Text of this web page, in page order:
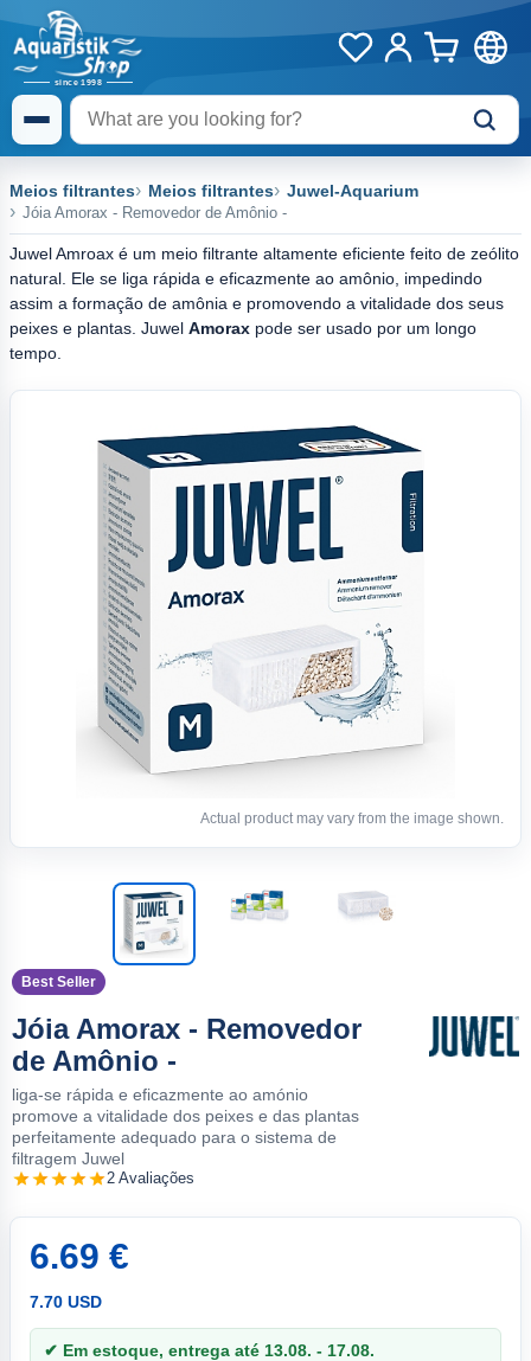
Meios filtrantes Meios filtrantes Juwel-Aquarium
Jóia Amorax - Removedor de Amônio -
Juwel Amroax é um meio filtrante altamente eficiente feito de zeólito
natural. Ele se liga rápida e eficazmente ao amônio, impedindo
assim a formação de amônia e promovendo a vitalidade dos seus
peixes e plantas. Juwel Amorax pode ser usado por um longo
tempo.
Actual product may vary from the image shown.
Best Seller
Jóia Amorax - Removedor
de Amônio -
liga-se rápida e eficazmente ao amónio
promove a vitalidade dos peixes e das plantas
perfeitamente adequado para o sistema de
filtragem Juwel
2 Avaliações
6.69 €
7.70 USD
✔ Em estoque, entrega até 13.08. - 17.08.